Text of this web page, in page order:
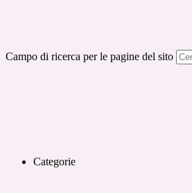
Campo di ricerca per le pagine del sito
Categorie